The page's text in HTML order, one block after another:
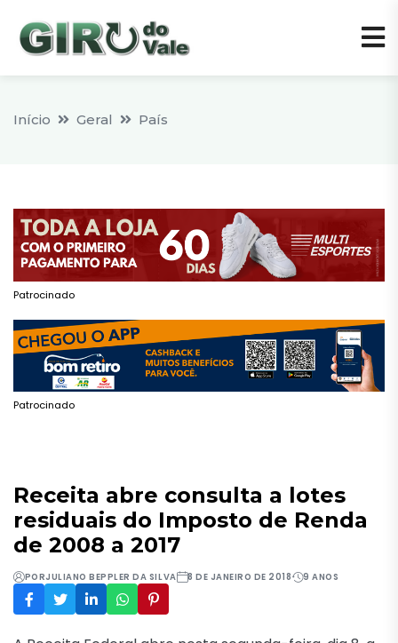
Início Geral País
Patrocinado
Patrocinado
Receita abre consulta a lotes
residuais do Imposto de Renda
de 2008 a 2017
PORJULIANO BEPPLER DA SILVA 8 DE JANEIRO DE 2018 9 ANOS